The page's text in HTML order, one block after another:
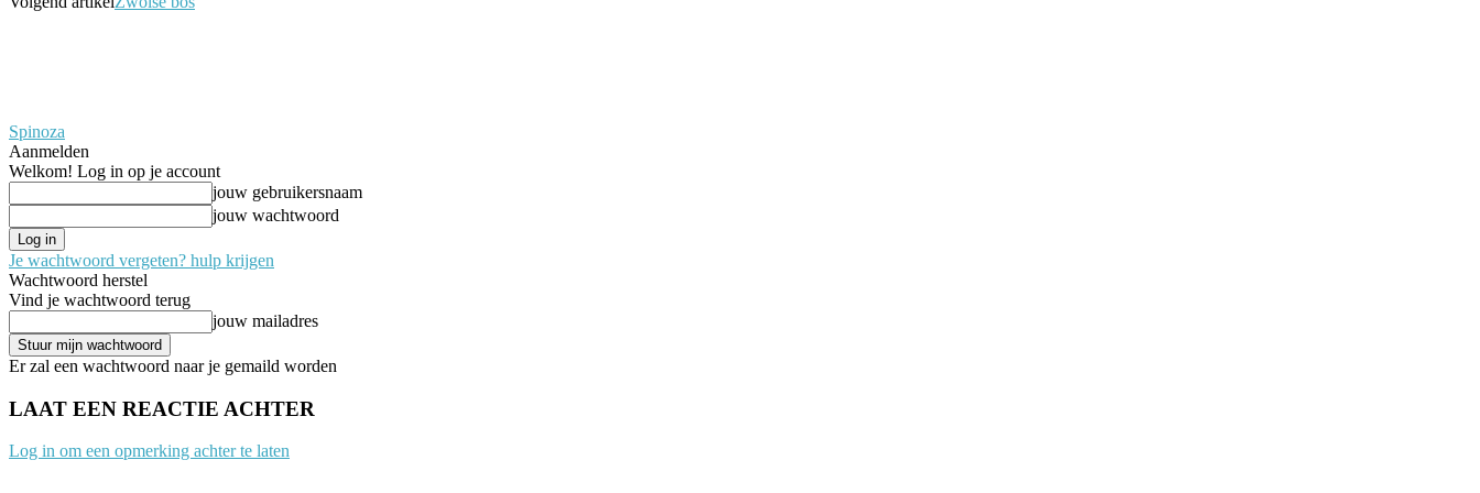
Spinoza
Aanmelden
Welkom! Log in op je account
jouw gebruikersnaam
jouw wachtwoord
Je wachtwoord vergeten? hulp krijgen
Wachtwoord herstel
Vind je wachtwoord terug
jouw mailadres
Er zal een wachtwoord naar je gemaild worden
LAAT EEN REACTIE ACHTER
Log in om een opmerking achter te laten